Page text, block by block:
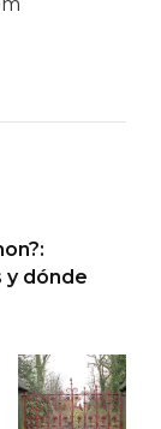
y dónde